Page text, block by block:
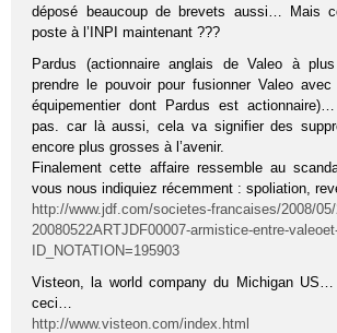
déposé beaucoup de brevets aussi… Mais
poste à l’INPI maintenant ???
Pardus (actionnaire anglais de Valeo à
prendre le pouvoir pour fusionner Valeo
équipementier dont Pardus est
pas. car là aussi, cela va signifier des
encore plus grosses à l’avenir.
Finalement cette affaire ressemble au
vous nous indiquiez récemment : spoliation,
http://www.jdf.com/societes-francaises/2008/
20080522ARTJDF00007-armistice-entre-
ID_NOTATION=195903
Visteon, la world company du Michigan US…
ceci…
http://www.visteon.com/index.html